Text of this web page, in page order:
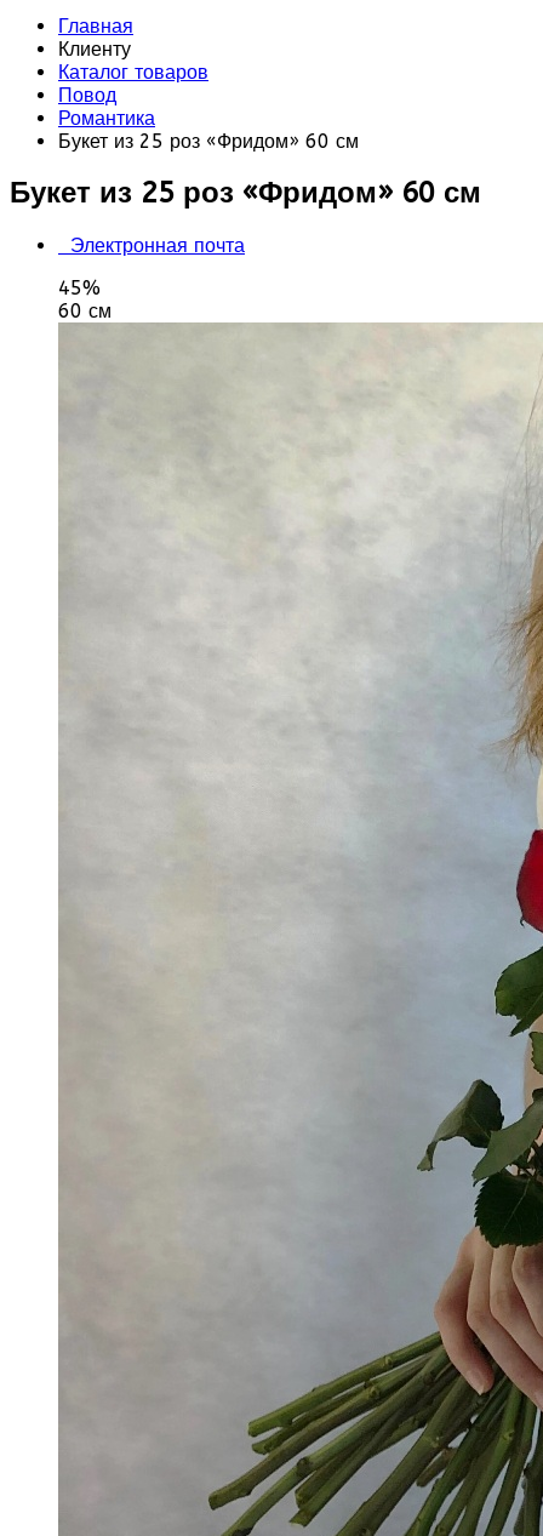
Главная
Клиенту
Каталог товаров
Повод
Романтика
Букет из 25 роз «Фридом» 60 см
Букет из 25 роз «Фридом» 60 см
Электронная почта
45%
60 см